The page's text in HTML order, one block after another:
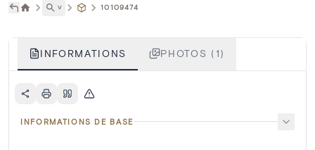
˅ 10109474
INFORMATIONS PHOTOS (1)
INFORMATIONS DE BASE